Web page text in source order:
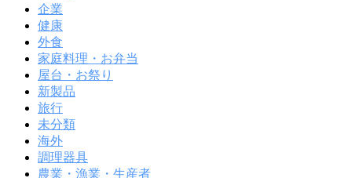
企業
健康
外食
家庭料理・お弁当
屋台・お祭り
新製品
旅行
未分類
海外
調理器具
農業・漁業・生産者